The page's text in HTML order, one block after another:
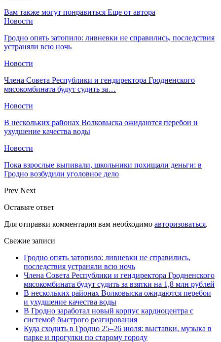
Вам также могут понравиться Еще от автора
Новости
Гродно опять затопило: ливневки не справились, последствия
устраняли всю ночь
Новости
Члена Совета Республики и гендиректора Гродненского
мясокомбината будут судить за…
Новости
В нескольких районах Волковыска ожидаются перебои и
ухудшение качества воды
Новости
Пока взрослые выпивали, школьники похищали деньги: в
Гродно возбудили уголовное дело
Prev Next
Оставьте ответ
Для отправки комментария вам необходимо авторизоваться.
Свежие записи
Гродно опять затопило: ливневки не справились,
последствия устраняли всю ночь
Члена Совета Республики и гендиректора Гродненского
мясокомбината будут судить за взятки на 1,8 млн рублей
В нескольких районах Волковыска ожидаются перебои
и ухудшение качества воды
В Гродно заработал новый корпус кардиоцентра с
системой быстрого реагирования
Куда сходить в Гродно 25–26 июля: выставки, музыка в
парке и прогулки по старому городу